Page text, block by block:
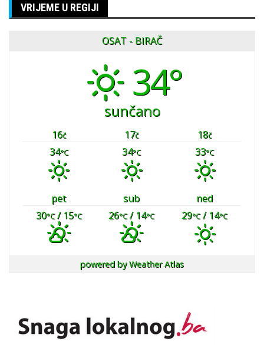
VRIJEME U REGIJI
OSAT - BIRAČ
34°
sunčano
16č 17č 18č
34°C 34°C 33°C
pet sub
ned
30°C/ 15°C 26°C/ 14°C 29°C/ 14°C
powered byWeather Atlas